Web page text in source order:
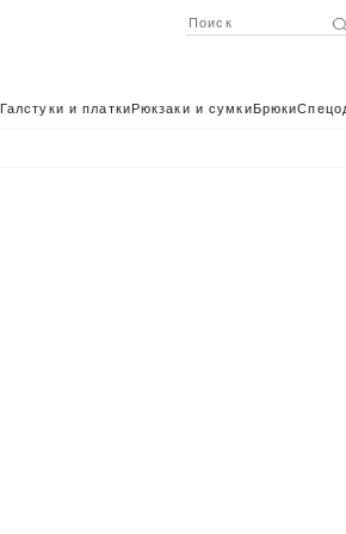
Галстуки и платкиРюкзаки и сумкиБрюки